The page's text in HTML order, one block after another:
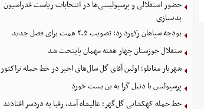
حضور استقلالی و پرسپولیسی‌ها در انتخابات ریاست فدراسیون
بدنسازی
بودجه سپاهان رکورد زد؛ تصویب ۲.۵ همت برای فصل جدید
ستقلال خوزستان چهار هفته مهمان پایتخت شد
شهریار مغانلو؛ اولین آقای گل سال‌های اخیر در خط حمله تراکتور
پرسپولیس با دنیل گرا به بن بست خورد
خط حمله کهکشانی گل‌گهر؛ عالیشاه آمد، رقبا به دردسر افتادند